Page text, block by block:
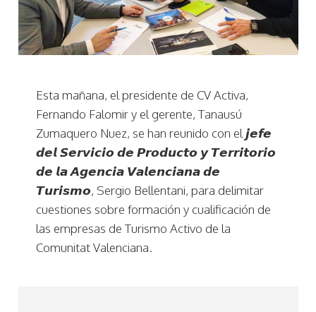
Esta mañana, el presidente de CV Activa,
Fernando Falomir y el gerente, Tanausú
Zumaquero Nuez, se han reunido con el 𝙟𝙚𝙛𝙚
𝙙𝙚𝙡 𝙎𝙚𝙧𝙫𝙞𝙘𝙞𝙤 𝙙𝙚 𝙋𝙧𝙤𝙙𝙪𝙘𝙩𝙤 𝙮 𝙏𝙚𝙧𝙧𝙞𝙩𝙤𝙧𝙞𝙤
𝙙𝙚 𝙡𝙖 𝘼𝙜𝙚𝙣𝙘𝙞𝙖 𝙑𝙖𝙡𝙚𝙣𝙘𝙞𝙖𝙣𝙖 𝙙𝙚
𝙏𝙪𝙧𝙞𝙨𝙢𝙤, Sergio Bellentani, para delimitar
cuestiones sobre formación y cualificación de
las empresas de Turismo Activo de la
Comunitat Valenciana.